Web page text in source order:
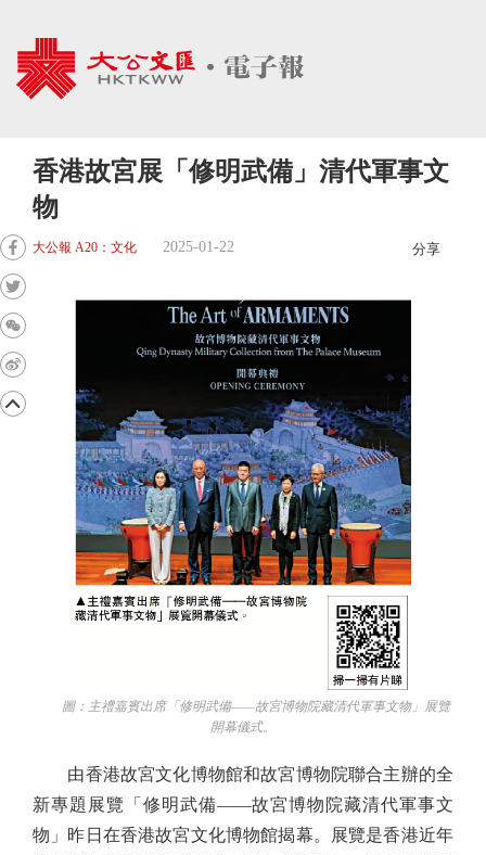
香港故宮展「修明武備」清代軍事文
物
大公報 A20：文化 2025-01-22 分享
圖：主禮嘉賓出席「修明武備——故宮博物院藏清代軍事文物」展覽
開幕儀式。
由香港故宮文化博物館和故宮博物院聯合主辦的全
新專題展覽「修明武備——故宮博物院藏清代軍事文
物」昨日在香港故宮文化博物館揭幕。展覽是香港近年